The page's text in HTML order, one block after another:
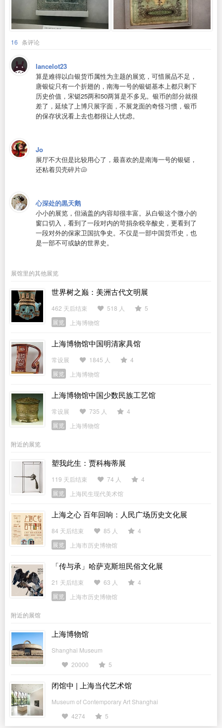
16 条评论
lancelot23
算是难得以白银货币属性为主题的展览，可惜展品不足，
唐银锭只有一个折翅的，南海一号的银铤基本上都只剩下
历史价值，宋铤25两和50两算是不多见。银币的部分就很
差了，延续了上博只展字面，不展龙面的奇怪习惯，银币
的保存状况看上去也都很让人忧虑。
Jo
展厅不大但是比较用心了，最喜欢的是南海一号的银铤，
还粘着贝壳碎片🐚
心深处的黒天鹅
小小的展览，但涵盖的内容却很丰富。从白银这个微小的
窗口切入，看到了一段对内的苛捐杂税辛酸史，更看到了
一段对外的保家卫国抗争史。不仅是一部中国货币史，也
是一部不可或缺的世界史。
展馆里的其他展览
世界树之巅：美洲古代文明展
462 天后结束 518 人
5
展览
上海博物馆
上海博物馆中国明清家具馆
常设展 1845 人
4
展览
上海博物馆
上海博物馆中国少数民族工艺馆
常设展 735 人
4
展览
上海博物馆
附近的展览
塑我此生：贾科梅蒂展
119 天后结束 74 人
4
展览
上海民生现代美术馆
上海之心 百年回响：人民广场历史文化展
84 天后结束 85 人
4
展览
上海市历史博物馆
「传与承」哈萨克斯坦民俗文化展
21 天后结束 63 人
4
展览
上海市历史博物馆
附近的展馆
上海博物馆
Shanghai Museum
20000
5
闭馆中 | 上海当代艺术馆
Museum of Contemporary Art Shanghai
4274
5